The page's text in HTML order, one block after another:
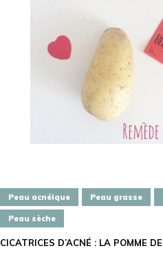
Peau acnéique Peau grasse
Peau sèche
CICATRICES D’ACNÉ : LA POMME